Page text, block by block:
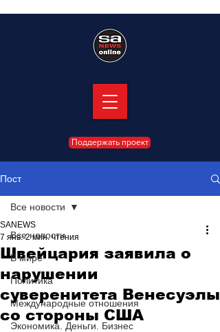
Поддержать проект
Пост
Все новости
В мире
Политика
Международные отношения
Экономика. Деньги. Бизнес
Все новости
Швейцария заявила о
нарушении
суверенитета Венесуэлы
со стороны США
SANEWS
7 янв. 2 мин. чтения